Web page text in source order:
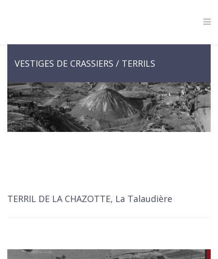
VESTIGES DE CRASSIERS / TERRILS
TERRIL DE LA CHAZOTTE, La Talaudière